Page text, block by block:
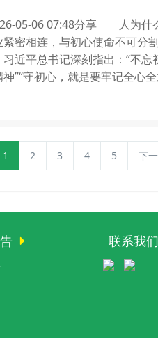
05-06 07:48分享 人为什
紧密相连，与初心使命不可
近平总书记深刻指出：“不
”“守初心，就是要牢记全心
1 2 3 4 5 下
联系我们